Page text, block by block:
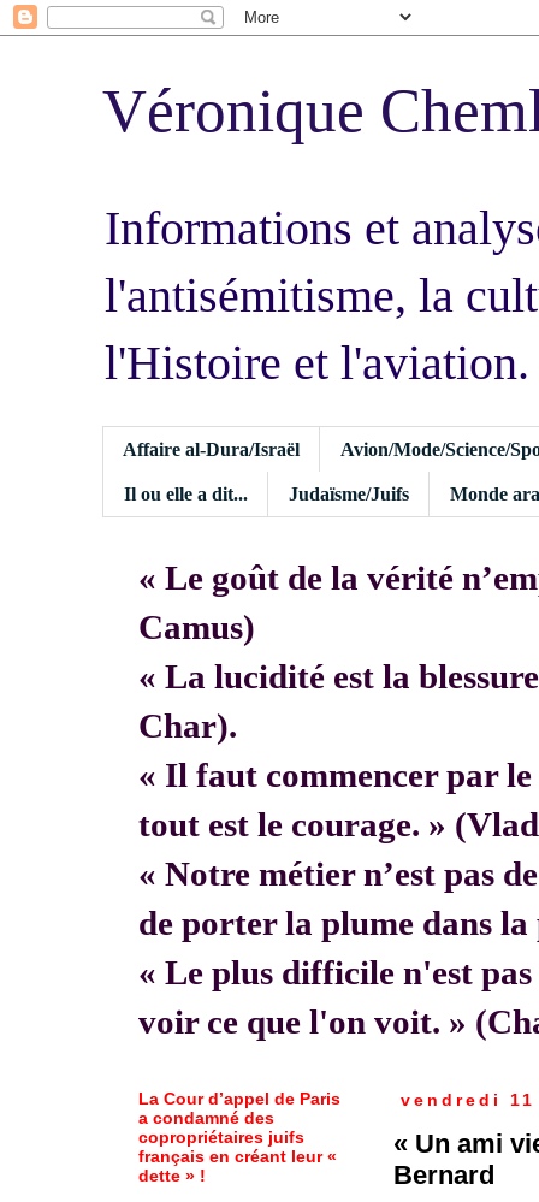
Véronique
Informations et
l'antisémitisme, la
l'Histoire et l'aviation.
Affaire al-Dura/Israël Avion/Mode/Science/
Il ou elle a dit... Judaïsme/Juifs Monde
« Le goût de la vérité
Camus)
« La lucidité est la
Char).
« Il faut commencer par le
tout est le courage. »
« Notre métier n’est pas
de porter la plume dans
« Le plus difficile n'est
voir ce que l'on voit. »
vendredi
« Un ami
Bernard
La Cour d’appel de Paris
a condamné des
copropriétaires juifs
français en créant leur «
dette » !